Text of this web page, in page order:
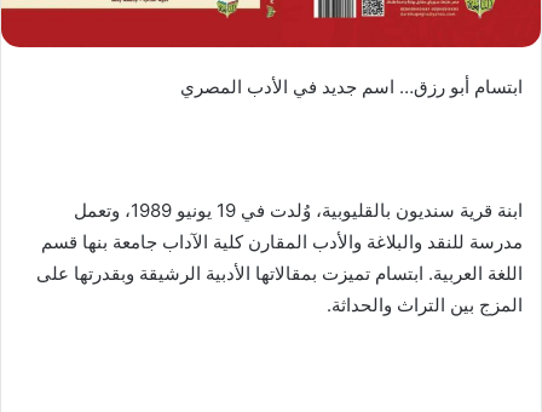
ر
و
ن
ابتسام أبو رزق… اسم جديد في الأدب المصري
ابنة قرية سنديون بالقليوبية، وُلدت في 19 يونيو 1989، وتعمل
مدرسة للنقد والبلاغة والأدب المقارن كلية الآداب جامعة بنها قسم
اللغة العربية. ابتسام تميزت بمقالاتها الأدبية الرشيقة وبقدرتها على
المزج بين التراث والحداثة.